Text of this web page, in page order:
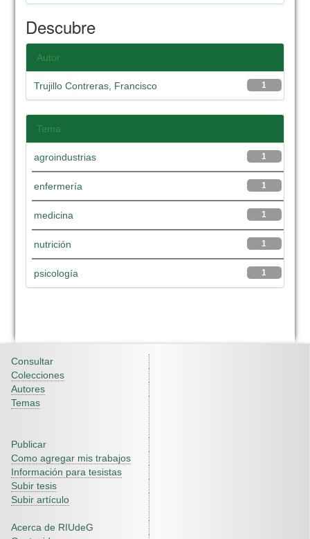
Descubre
Autor
1
Trujillo Contreras, Francisco
Tema
1
agroindustrias
1
enfermería
1
medicina
1
nutrición
1
psicología
Consultar
Colecciones
Autores
Temas
Publicar
Como agregar mis trabajos
Información para tesistas
Subir tesis
Subir artículo
Acerca de RIUdeG